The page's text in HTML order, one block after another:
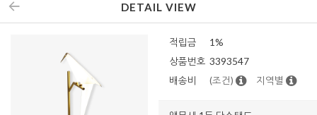
DETAIL VIEW
적립금
1%
상품번호 3393547
배송비
(조건) 지역별